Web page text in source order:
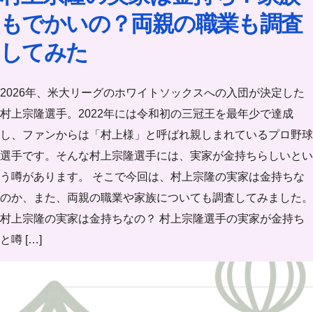
もでかいの？両親の職業も調査
してみた
2026年、米大リーグのホワイトソックスへの入団が決定した
村上宗隆選手。2022年には令和初の三冠王を最年少で達成
し、ファンからは「村上様」と呼ばれ親しまれているプロ野球
選手です。そんな村上宗隆選手には、実家が金持ちらしいとい
う噂があります。 そこで今回は、村上宗隆の実家は金持ちな
のか、また、両親の職業や家族についても調査してみました。
村上宗隆の実家は金持ちなの？ 村上宗隆選手の実家が金持ち
と噂 […]